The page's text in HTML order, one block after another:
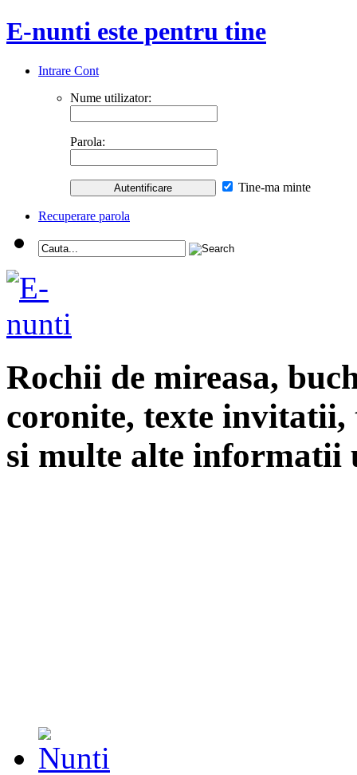
E-nunti este pentru tine
Intrare Cont
Nume utilizator:
Parola:
Tine-ma minte
Recuperare parola
Rochii de mireasa,
coronite, texte
si multe alte informatii